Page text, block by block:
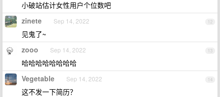
小破站估计女性用户个位数吧
12
zinete Sep 14, 2022
见鬼了~
13
zooo Sep 14, 2022
哈哈哈哈哈哈哈哈
14
Vegetable Sep 14, 2022
这不发一下简历？